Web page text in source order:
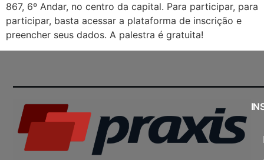
867, 6º Andar, no centro da capital. Para participar, para
participar, basta acessar a plataforma de inscrição e
preencher seus dados. A palestra é gratuita!